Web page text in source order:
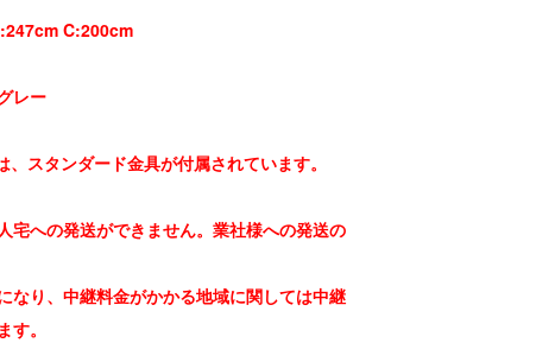
C:200cm
レー
スタンダード金具が付属されています。
宅への発送ができません。業社様への発送の
なり、中継料金がかかる地域に関しては中継
。